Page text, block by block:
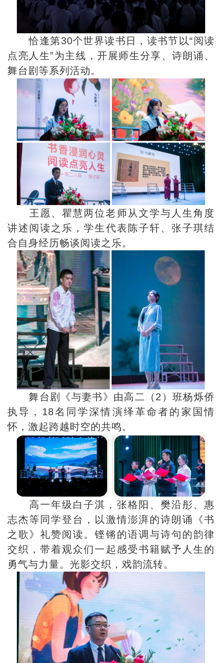
恰逢第30个世界读书日，读书节以“阅读
点亮人生”为主线，开展师生分享、诗朗诵、
舞台剧等系列活动。
王愿、瞿慧两位老师从文学与人生角度
讲述阅读之乐，学生代表陈子轩、张子琪结
合自身经历畅谈阅读之乐。
舞台剧《与妻书》由高二（2）班杨烁侨
执导，18名同学深情演绎革命者的家国情
怀，激起跨越时空的共鸣。
高一年级白子淇，张格阳、樊沿彤、惠
志杰等同学登台，以激情澎湃的诗朗诵《书
之歌》礼赞阅读。铿锵的语调与诗句的韵律
交织，带着观众们一起感受书籍赋予人生的
勇气与力量。光影交织，戏韵流转。